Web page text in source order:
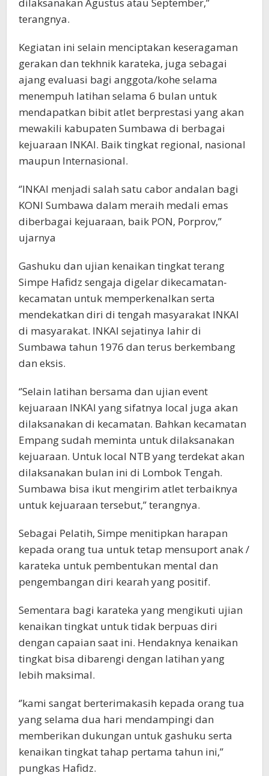
dilaksanakan Agustus atau September,’’
terangnya.
Kegiatan ini selain menciptakan keseragaman
gerakan dan tekhnik karateka, juga sebagai
ajang evaluasi bagi anggota/kohe selama
menempuh latihan selama 6 bulan untuk
mendapatkan bibit atlet berprestasi yang akan
mewakili kabupaten Sumbawa di berbagai
kejuaraan INKAI. Baik tingkat regional, nasional
maupun Internasional.
‘’INKAI menjadi salah satu cabor andalan bagi
KONI Sumbawa dalam meraih medali emas
diberbagai kejuaraan, baik PON, Porprov,’’
ujarnya
Gashuku dan ujian kenaikan tingkat terang
Simpe Hafidz sengaja digelar dikecamatan-
kecamatan untuk memperkenalkan serta
mendekatkan diri di tengah masyarakat INKAI
di masyarakat. INKAI sejatinya lahir di
Sumbawa tahun 1976 dan terus berkembang
dan eksis.
‘’Selain latihan bersama dan ujian event
kejuaraan INKAI yang sifatnya local juga akan
dilaksanakan di kecamatan. Bahkan kecamatan
Empang sudah meminta untuk dilaksanakan
kejuaraan. Untuk local NTB yang terdekat akan
dilaksanakan bulan ini di Lombok Tengah.
Sumbawa bisa ikut mengirim atlet terbaiknya
untuk kejuaraan tersebut,’’ terangnya.
Sebagai Pelatih, Simpe menitipkan harapan
kepada orang tua untuk tetap mensuport anak /
karateka untuk pembentukan mental dan
pengembangan diri kearah yang positif.
Sementara bagi karateka yang mengikuti ujian
kenaikan tingkat untuk tidak berpuas diri
dengan capaian saat ini. Hendaknya kenaikan
tingkat bisa dibarengi dengan latihan yang
lebih maksimal.
‘’kami sangat berterimakasih kepada orang tua
yang selama dua hari mendampingi dan
memberikan dukungan untuk gashuku serta
kenaikan tingkat tahap pertama tahun ini,’’
pungkas Hafidz.